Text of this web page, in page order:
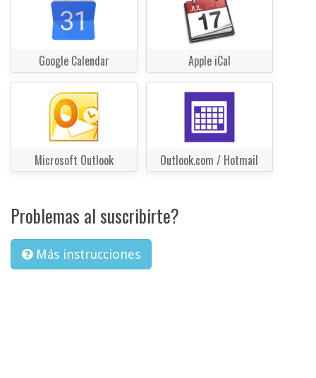
Google Calendar Apple iCal
Microsoft Outlook Outlook.com / Hotmail
Problemas al suscribirte?
Más instrucciones